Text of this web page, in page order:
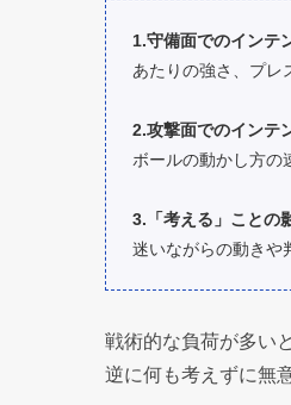
1.守備面でのインテ
あたりの強さ、プレ
2.攻撃面でのインテ
ボールの動かし方の
3.「考える」ことの
迷いながらの動きや
戦術的な負荷が多い
逆に何も考えずに無